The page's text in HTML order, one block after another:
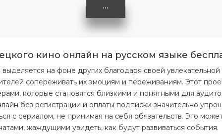
кино онлайн на русском языке
на фоне других благодаря своей
сопереживать их эмоциям и переживаниям. Этот
которые становятся близкими и понятными для
без регистрации и оплаты подписки значительно
с сериалом, не принимая на себя обязательств. Это
жаждущими увидеть, как будут развиваться события.